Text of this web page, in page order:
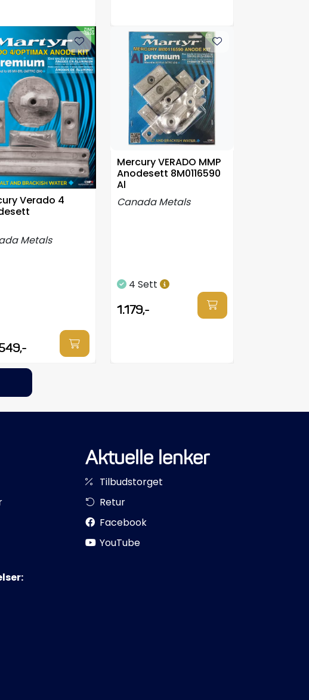
Verado 4
Metals
Mercury VERADO MMP
Anodesett 8M0116590
Al
Canada Metals
4 Sett
1.179,-
Aktuelle lenker
Tilbudstorget
Retur
Facebook
YouTube